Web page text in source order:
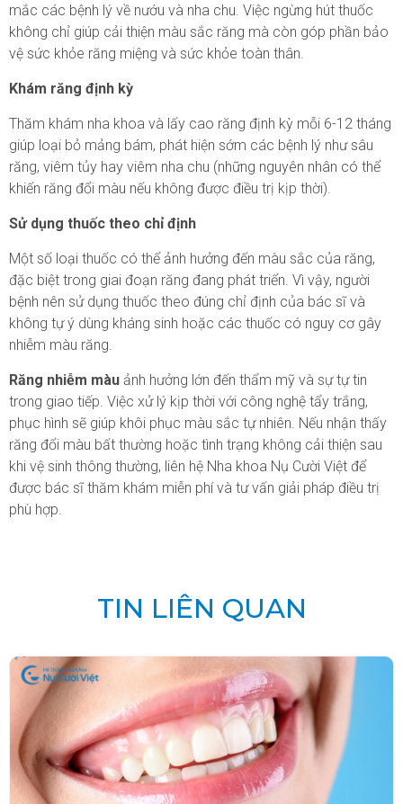
mắc các bệnh lý về nướu và nha chu. Việc ngừng hút thuốc
không chỉ giúp cải thiện màu sắc răng mà còn góp phần bảo
vệ sức khỏe răng miệng và sức khỏe toàn thân.
Khám răng định kỳ
Thăm khám nha khoa và lấy cao răng định kỳ mỗi 6-12 tháng
giúp loại bỏ mảng bám, phát hiện sớm các bệnh lý như sâu
răng, viêm tủy hay viêm nha chu (những nguyên nhân có thể
khiến răng đổi màu nếu không được điều trị kịp thời).
Sử dụng thuốc theo chỉ định
Một số loại thuốc có thể ảnh hưởng đến màu sắc của răng,
đặc biệt trong giai đoạn răng đang phát triển. Vì vậy, người
bệnh nên sử dụng thuốc theo đúng chỉ định của bác sĩ và
không tự ý dùng kháng sinh hoặc các thuốc có nguy cơ gây
nhiễm màu răng.
Răng nhiễm màu ảnh hưởng lớn đến thẩm mỹ và sự tự tin
trong giao tiếp. Việc xử lý kịp thời với công nghệ tẩy trắng,
phục hình sẽ giúp khôi phục màu sắc tự nhiên. Nếu nhận thấy
răng đổi màu bất thường hoặc tình trạng không cải thiện sau
khi vệ sinh thông thường, liên hệ Nha khoa Nụ Cười Việt để
được bác sĩ thăm khám miễn phí và tư vấn giải pháp điều trị
phù hợp.
TIN LIÊN QUAN